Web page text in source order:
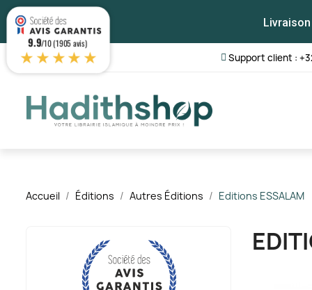
Support client :
Accueil Éditions Autres Éditions Editions ESSALAM
9.9/10 (1905 avis)
★★★★★